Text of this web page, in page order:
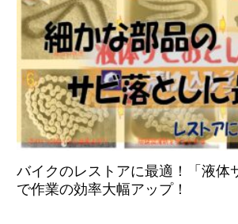
バイクのレストアに最適！「液体
で作業の効率大幅アップ！